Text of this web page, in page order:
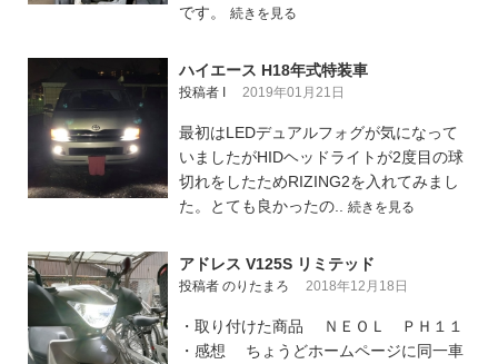
です。 続きを見る
ハイエース H18年式特装車
投稿者 I 2019年01月21日
最初はLEDデュアルフォグが気になって
いましたがHIDヘッドライトが2度目の球
切れをしたためRIZING2を入れてみまし
た。とても良かったの.. 続きを見る
アドレス V125S リミテッド
投稿者 のりたまろ 2018年12月18日
・取り付けた商品 ＮＥＯＬ ＰＨ１１
・感想 ちょうどホームページに同一車